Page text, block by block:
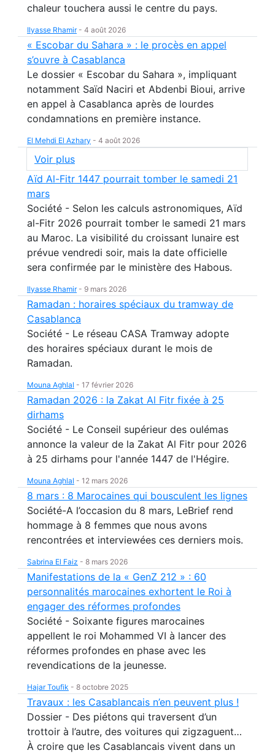
chaleur touchera aussi le centre du pays.
Ilyasse Rhamir- 4 août 2026
« Escobar du Sahara » : le procès en appel
s’ouvre à Casablanca
Le dossier « Escobar du Sahara », impliquant
notamment Saïd Naciri et Abdenbi Bioui, arrive
en appel à Casablanca après de lourdes
condamnations en première instance.
El Mehdi El Azhary - 4 août 2026
Voir plus
Aïd Al-Fitr 1447 pourrait tomber le samedi 21
mars
Société - Selon les calculs astronomiques, Aïd
al-Fitr 2026 pourrait tomber le samedi 21 mars
au Maroc. La visibilité du croissant lunaire est
prévue vendredi soir, mais la date officielle
sera confirmée par le ministère des Habous.
Ilyasse Rhamir- 9 mars 2026
Ramadan : horaires spéciaux du tramway de
Casablanca
Société - Le réseau CASA Tramway adopte
des horaires spéciaux durant le mois de
Ramadan.
Mouna Aghlal - 17 février 2026
Ramadan 2026 : la Zakat Al Fitr fixée à 25
dirhams
Société - Le Conseil supérieur des oulémas
annonce la valeur de la Zakat Al Fitr pour 2026
à 25 dirhams pour l'année 1447 de l'Hégire.
Mouna Aghlal - 12 mars 2026
8 mars : 8 Marocaines qui bousculent les lignes
Société-A l’occasion du 8 mars, LeBrief rend
hommage à 8 femmes que nous avons
rencontrées et interviewées ces derniers mois.
Sabrina El Faiz - 8 mars 2026
Manifestations de la « GenZ 212 » : 60
personnalités marocaines exhortent le Roi à
engager des réformes profondes
Société - Soixante figures marocaines
appellent le roi Mohammed VI à lancer des
réformes profondes en phase avec les
revendications de la jeunesse.
Hajar Toufik - 8 octobre 2025
Travaux : les Casablancais n’en peuvent plus !
Dossier - Des piétons qui traversent d’un
trottoir à l’autre, des voitures qui zigzaguent…
À croire que les Casablancais vivent dans un